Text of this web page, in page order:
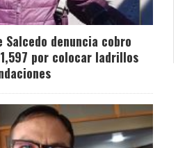
Salcedo denuncia cobro
por colocar ladrillos